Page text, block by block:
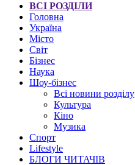
ВСІ РОЗДІЛИ
Головна
Україна
Місто
Світ
Бізнес
Наука
Шоу-бізнес
Всі новини розділу
Культура
Кіно
Музика
Спорт
Lifestyle
БЛОГИ ЧИТАЧІВ